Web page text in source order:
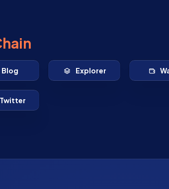
Blog Explorer